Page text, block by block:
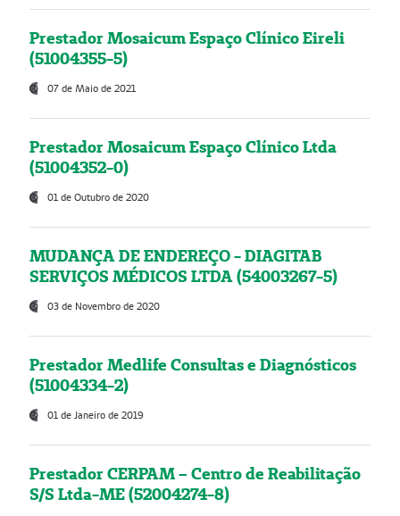
Prestador Mosaicum Espaço Clínico Eireli
(51004355-5)
07 de Maio de 2021
Prestador Mosaicum Espaço Clínico Ltda
(51004352-0)
01 de Outubro de 2020
MUDANÇA DE ENDEREÇO - DIAGITAB
SERVIÇOS MÉDICOS LTDA (54003267-5)
03 de Novembro de 2020
Prestador Medlife Consultas e Diagnósticos
(51004334-2)
01 de Janeiro de 2019
Prestador CERPAM – Centro de Reabilitação
S/S Ltda-ME (52004274-8)